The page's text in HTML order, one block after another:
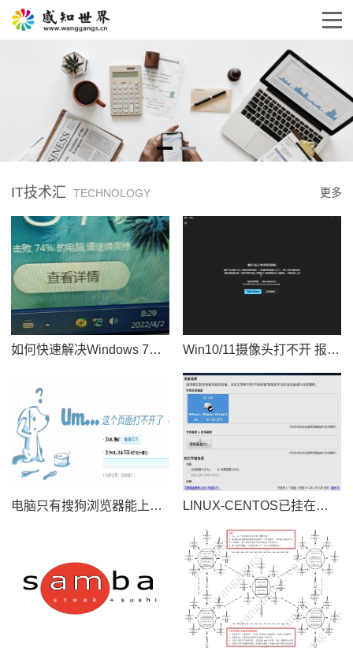
IT技术汇 TECHNOLOGY 更多
如何快速解决Windows 7启动后网络识别缓慢的问题？ Win10/11摄像头打不开 报错“0xA00F4244”要怎么解决？
电脑只有搜狗浏览器能上网，其他浏览器均不能上网 LINUX-CENTOS已挂在磁盘扩容（不丢失数据）